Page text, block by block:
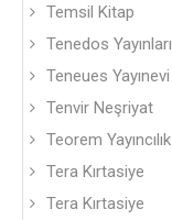
Temsil Kitap
Tenedos Yayınları
Teneues Yayınevi
Tenvir Neşriyat
Teorem Yayıncılık
Tera Kırtasiye
Tera Kırtasiye